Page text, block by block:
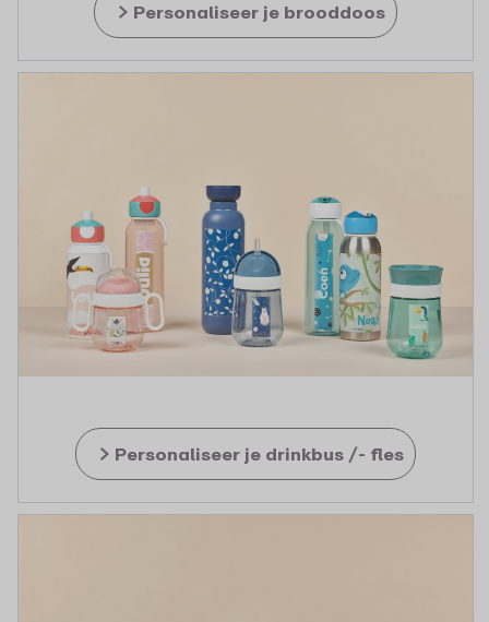
Personaliseer je brooddoos
Personaliseer je drinkbus /- fles